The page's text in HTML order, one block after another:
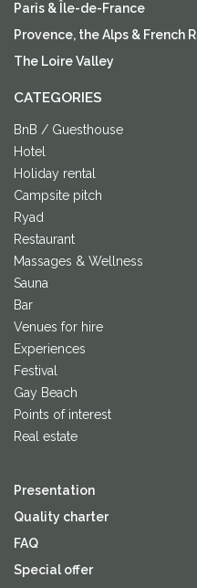
Paris & Île-de-France
Provence, the Alps & French
The Loire Valley
CATEGORIES
BnB / Guesthouse
Hotel
Holiday rental
Campsite pitch
Ryad
Restaurant
Massages & Wellness
Sauna
Bar
Venues for hire
Experiences
Festival
Gay Beach
Points of interest
Real estate
Presentation
Quality charter
FAQ
Special offer